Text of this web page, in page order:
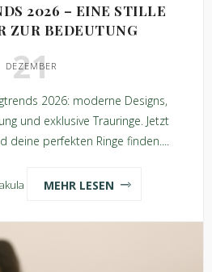
2026 – EINE STILLE
ZUR BEDEUTUNG
21
DEZEMBER
2026: moderne Designs,
und exklusive Trauringe. Jetzt
deine perfekten Ringe finden....
MEHR LESEN